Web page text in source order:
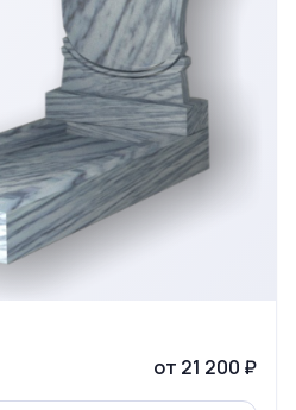
от 21 200 ₽